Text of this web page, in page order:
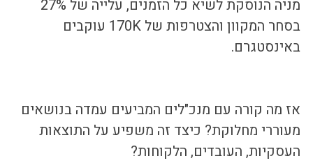
בסחר המקוון והצטרפות של 170K עוקבים
באינסטגרם.
אז מה קורה עם מנכ"לים המביעים עמדה בנושאים
מעוררי מחלוקת? כיצד זה משפיע על התוצאות
העסקיות, העובדים, הלקוחות?